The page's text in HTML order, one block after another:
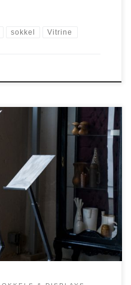
sokkel Vitrine
katheder, lessenaar,
Het dient te presenteren
of muziekstuk. In
te zien met een
in beton.